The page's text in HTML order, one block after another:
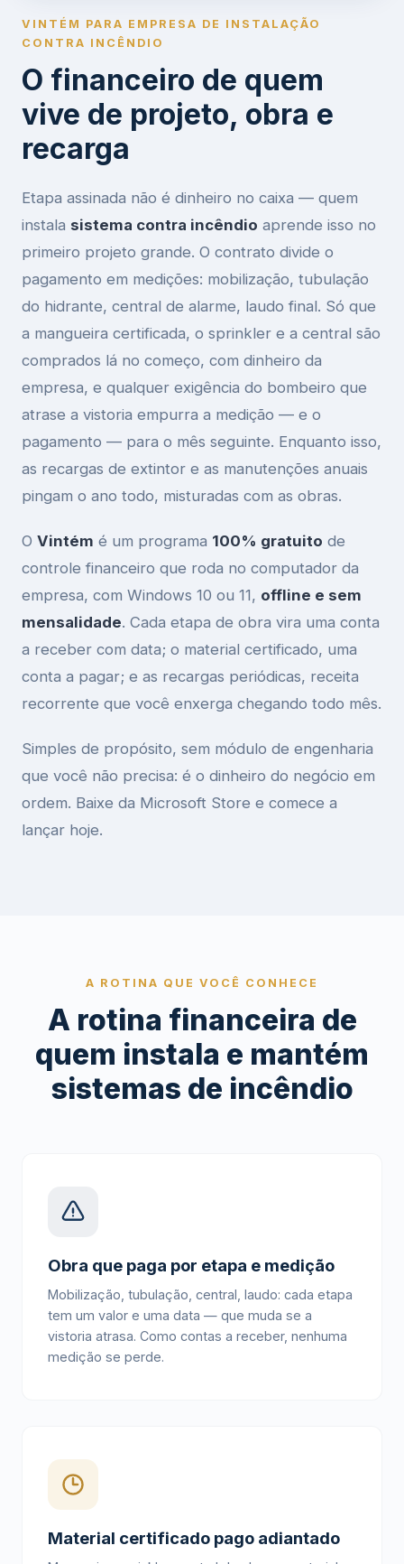
VINTÉM PARA EMPRESA DE INSTALAÇÃO
CONTRA INCÊNDIO
O financeiro de quem
vive de projeto, obra e
recarga
Etapa assinada não é dinheiro no caixa — quem
instala sistema contra incêndio aprende isso no
primeiro projeto grande. O contrato divide o
pagamento em medições: mobilização, tubulação
do hidrante, central de alarme, laudo final. Só que
a mangueira certificada, o sprinkler e a central são
comprados lá no começo, com dinheiro da
empresa, e qualquer exigência do bombeiro que
atrase a vistoria empurra a medição — e o
pagamento — para o mês seguinte. Enquanto isso,
as recargas de extintor e as manutenções anuais
pingam o ano todo, misturadas com as obras.
O Vintém é um programa 100% gratuito de
controle financeiro que roda no computador da
empresa, com Windows 10 ou 11, offline e sem
mensalidade. Cada etapa de obra vira uma conta
a receber com data; o material certificado, uma
conta a pagar; e as recargas periódicas, receita
recorrente que você enxerga chegando todo mês.
Simples de propósito, sem módulo de engenharia
que você não precisa: é o dinheiro do negócio em
ordem. Baixe da Microsoft Store e comece a
lançar hoje.
A ROTINA QUE VOCÊ CONHECE
A rotina financeira de
quem instala e mantém
sistemas de incêndio
Obra que paga por etapa e medição
Mobilização, tubulação, central, laudo: cada etapa
tem um valor e uma data — que muda se a
vistoria atrasa. Como contas a receber, nenhuma
medição se perde.
Material certificado pago adiantado